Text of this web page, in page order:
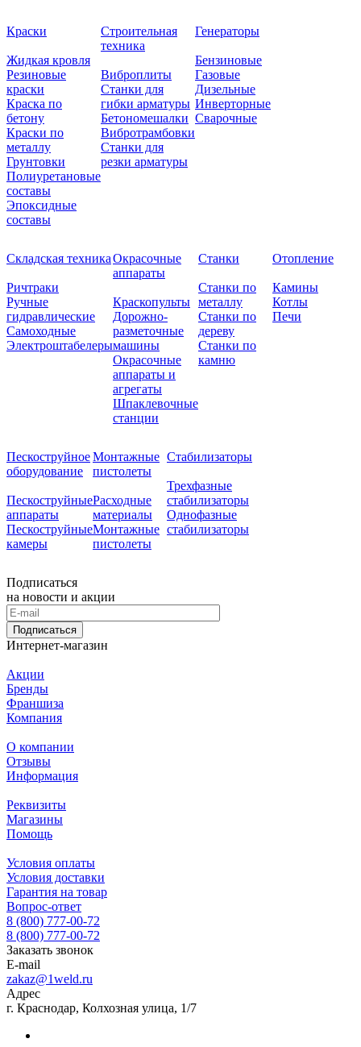
Краски
Жидкая кровля
Резиновые
краски
Краска по
бетону
Краски по
металлу
Грунтовки
Полиуретановые
составы
Эпоксидные
составы
Строительная
техника
Виброплиты
Станки для
гибки арматуры
Бетономешалки
Вибротрамбовки
Станки для
резки арматуры
Генераторы
Бензиновые
Газовые
Дизельные
Инверторные
Сварочные
Складская техника
Ричтраки
Ручные
гидравлические
Самоходные
Электроштабелеры
Окрасочные
аппараты
Краскопульты
Дорожно-
разметочные
машины
Окрасочные
аппараты и
агрегаты
Шпаклевочные
станции
Станки
Станки по
металлу
Станки по
дереву
Станки по
камню
Отопление
Камины
Котлы
Печи
Пескоструйное
оборудование
Пескоструйные
аппараты
Пескоструйные
камеры
Монтажные
пистолеты
Расходные
материалы
Монтажные
пистолеты
Стабилизаторы
Трехфазные
стабилизаторы
Однофазные
стабилизаторы
Подписаться
на новости и акции
Подписаться
Интернет-магазин
Акции
Бренды
Франшиза
Компания
О компании
Отзывы
Информация
Реквизиты
Магазины
Помощь
Условия оплаты
Условия доставки
Гарантия на товар
Вопрос-ответ
8 (800) 777-00-72
8 (800) 777-00-72
Заказать звонок
E-mail
zakaz@1weld.ru
Адрес
г. Краснодар, Колхозная улица, 1/7